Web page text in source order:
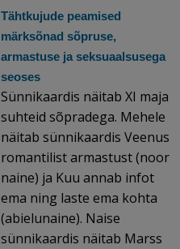
Tähtkujude peamised
märksõnad sõpruse,
armastuse ja seksuaalsusega
seoses
Sünnikaardis näitab XI maja
suhteid sõpradega. Mehele
näitab sünnikaardis Veenus
romantilist armastust (noor
naine) ja Kuu annab infot
ema ning laste ema kohta
(abielunaine). Naise
sünnikaardis näitab Marss